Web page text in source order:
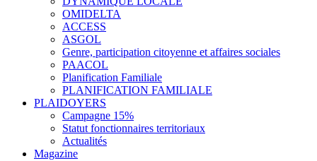
OMIDELTA
ACCESS
ASGOL
Genre, participation citoyenne et affaires sociales
PAACOL
Planification Familiale
PLANIFICATION FAMILIALE
PLAIDOYERS
Campagne 15%
Statut fonctionnaires territoriaux
Actualités
Magazine